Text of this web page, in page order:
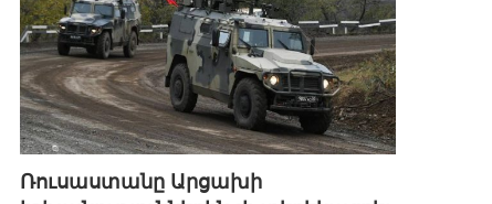
Ռուսաստանը Արցախի